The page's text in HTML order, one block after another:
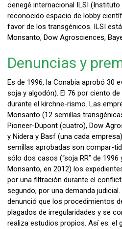
oenegé internacional ILSI (Instituto
reconocido espacio de lobby
favor de los transgénicos. ILSI
Monsanto, Dow Agrosciences,
Denuncias y
Es de 1996, la Conabia aprobó 30
soja y algodón). El 76 por ciento
durante el kirchne-rismo. Las
Monsanto (12 semillas
Pioneer-Dupont (cuatro), Dow
y Nidera y Basf (una cada
semillas aprobadas son compar-
sólo dos casos (“soja RR” de 1996
Monsanto, en 2012) los
por una filtración durante el
segundo, por una demanda
denunció que los procedimientos
plagados de irregularidades y se
realiza estudios propios. Así es: el